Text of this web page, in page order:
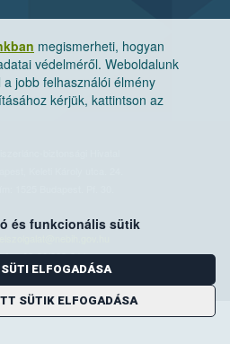
megismerheti, hogyan
védelméről. Weboldalunk
jobb felhasználói élmény
kérjük, kattintson az
és funkcionális sütik
ELFOGADÁSA
SÜTIK ELFOGADÁSA
Keleti Károly utca. 24.
06-80/263-244
06-1/ 336-9000
06-1/336-9479